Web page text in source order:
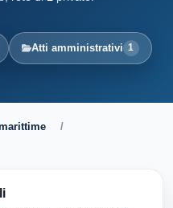
Atti amministrativi 1
/